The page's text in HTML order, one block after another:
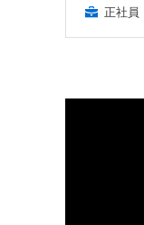
正社員